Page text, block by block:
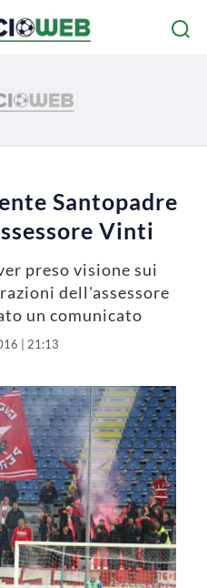
Santopadre
Vinti
preso visione sui
dell'assessore
un comunicato
| 21:13